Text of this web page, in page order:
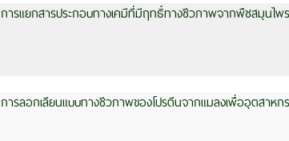
การแยกสารประกอบทางเคมีที่มีฤทธิ์ทางชีวภาพจากพืชสมุนไพร
การลอกเลียนแบบทางชีวภาพของโปรตีนจากแมลงเพื่ออุตสาหก